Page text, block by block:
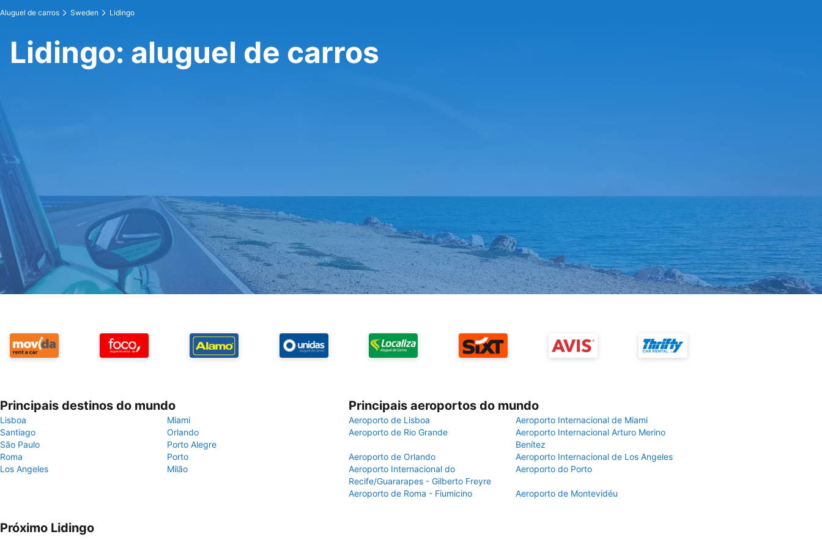
Aluguel de carros Sweden Lidingo
Lidingo: aluguel de carros
Principais destinos do mundo
Lisboa
Miami
Santiago
Orlando
São Paulo
Porto Alegre
Roma
Porto
Los Angeles
Milão
Principais aeroportos do mundo
Aeroporto de Lisboa
Aeroporto Internacional de Miami
Aeroporto de Rio Grande
Aeroporto Internacional Arturo Merino
Benítez
Aeroporto de Orlando
Aeroporto Internacional de Los Angeles
Aeroporto Internacional do
Recife/Guararapes - Gilberto Freyre
Aeroporto do Porto
Aeroporto de Roma - Fiumicino Aeroporto de Montevidéu
Próximo Lidingo